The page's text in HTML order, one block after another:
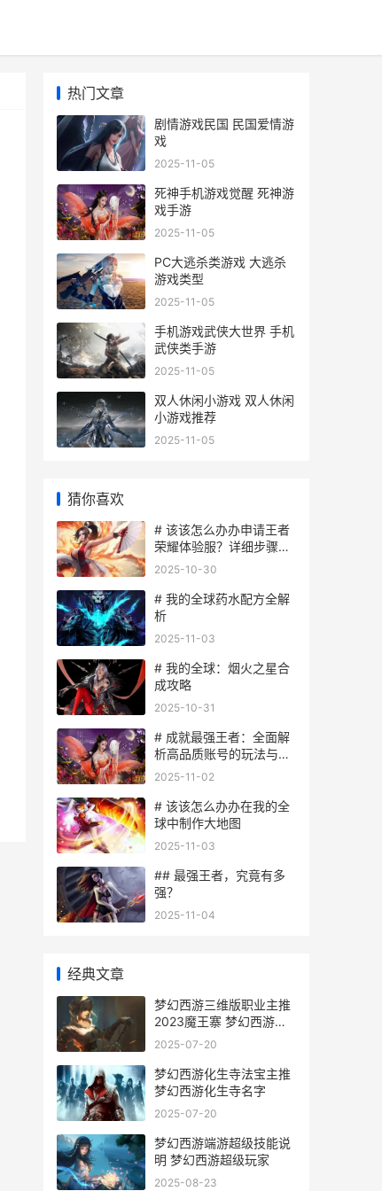
热门文章
剧情游戏民国 民国爱情游
戏
2025-11-05
死神手机游戏觉醒 死神游
戏手游
2025-11-05
PC大逃杀类游戏 大逃杀
游戏类型
2025-11-05
手机游戏武侠大世界 手机
武侠类手游
2025-11-05
双人休闲小游戏 双人休闲
小游戏推荐
2025-11-05
猜你喜欢
# 该该怎么办办申请王者
荣耀体验服？详细步骤与
技巧指南
2025-10-30
# 我的全球药水配方全解
析
2025-11-03
# 我的全球：烟火之星合
成攻略
2025-10-31
# 成就最强王者：全面解
析高品质账号的玩法与技
巧
2025-11-02
# 该该怎么办办在我的全
球中制作大地图
2025-11-03
## 最强王者，究竟有多
强？
2025-11-04
经典文章
梦幻西游三维版职业主推
2023魔王寨 梦幻西游三
维版藏宝阁
2025-07-20
梦幻西游化生寺法宝主推
梦幻西游化生寺名字
2025-07-20
梦幻西游端游超级技能说
明 梦幻西游超级玩家
2025-08-23